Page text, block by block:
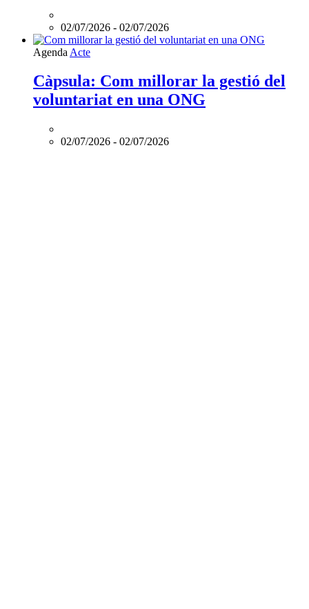
infància
adolescència,
una
clau
per
a
entitats’
02/07/2026 - 02/07/2026
L'esdeveniment:
Com
millorar
la
voluntariat
Agenda Acte
Càpsula: Com millorar la gestió del
voluntariat en una ONG
02/07/2026 - 02/07/2026